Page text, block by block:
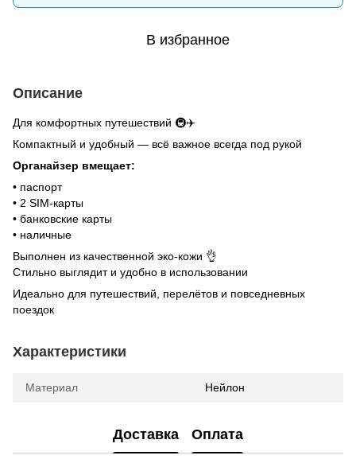
В избранное
Описание
Для комфортных путешествий 🚇✈️
Компактный и удобный — всё важное всегда под рукой
Органайзер вмещает:
• паспорт
• 2 SIM-карты
• банковские карты
• наличные
Выполнен из качественной эко-кожи 👌
Стильно выглядит и удобно в использовании
Идеально для путешествий, перелётов и повседневных
поездок
Характеристики
Материал Нейлон
Доставка Оплата